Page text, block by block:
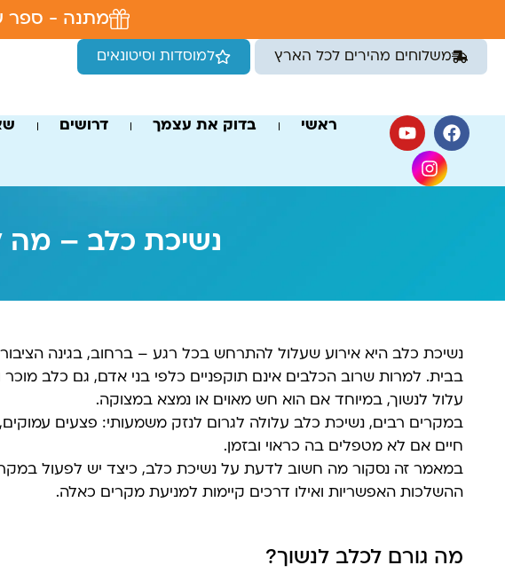
מתנה - ספר
משלוחים מהירים לכל הארץ למוסדות וסיטונאים
ראשי בדוק את עצמך דרושים
נשיכת כלב – מה
נשיכת כלב היא אירוע שעלול להתרחש בכל רגע – ברחוב, בגינה
בבית. למרות שרוב הכלבים אינם תוקפניים כלפי בני אדם, גם כלב
עלול לנשוך, במיוחד אם הוא חש מאוים או נמצא במצוקה.
במקרים רבים, נשיכת כלב עלולה לגרום לנזק משמעותי: פצעים עמוקים,
חיים אם לא מטפלים בה כראוי ובזמן.
במאמר זה נסקור מה חשוב לדעת על נשיכת כלב, כיצד יש לפעול
ההשלכות האפשריות ואילו דרכים קיימות למניעת מקרים כאלה.
מה גורם לכלב לנשוך?